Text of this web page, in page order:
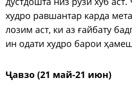
худро равшантар карда
лозим аст, ки аз ғайбату
ин одати худро барои
Ҷавзо (21 май-21 июн)